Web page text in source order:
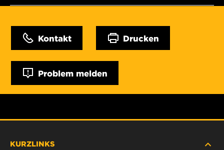
Kontakt Drucken
Problem melden
KURZLINKS